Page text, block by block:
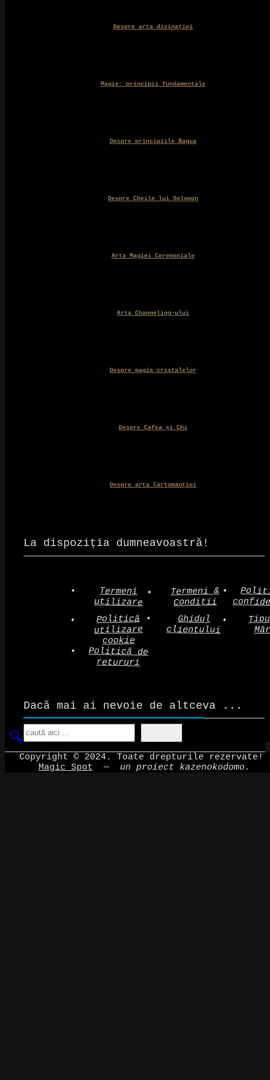
Despre arta divinației
Magie: principii fundamentale
Despre principiile Bagua
Despre Cheile lui Solomon
Arta Magiei Ceremoniale
Arta Channeling-ului
Despre magia cristalelor
Despre Cafea și Chi
Despre arta Cartomanției
La dispoziția dumneavoastră!
Termeni
utilizare
Termeni &
Condiții
Politică
utilizare
cookie
Ghidul
clientului
Politică de
retururi
Dacă mai ai nevoie de altceva ...
Copyright © 2024. Toate drepturile rezervate!
Magic Spot — un proiect kazenokodomo.